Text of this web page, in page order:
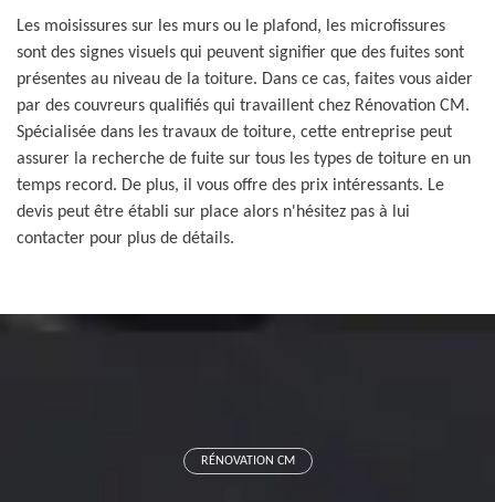
Les moisissures sur les murs ou le plafond, les microfissures
sont des signes visuels qui peuvent signifier que des fuites sont
présentes au niveau de la toiture. Dans ce cas, faites vous aider
par des couvreurs qualifiés qui travaillent chez Rénovation CM.
Spécialisée dans les travaux de toiture, cette entreprise peut
assurer la recherche de fuite sur tous les types de toiture en un
temps record. De plus, il vous offre des prix intéressants. Le
devis peut être établi sur place alors n'hésitez pas à lui
contacter pour plus de détails.
RÉNOVATION CM